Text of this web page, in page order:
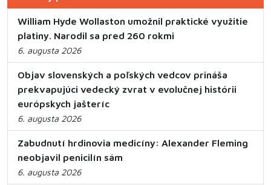
William Hyde Wollaston umožnil praktické využitie
platiny. Narodil sa pred 260 rokmi
6. augusta 2026
Objav slovenských a poľských vedcov prináša
prekvapujúci vedecký zvrat v evolučnej histórii
európskych jašteríc
6. augusta 2026
Zabudnutí hrdinovia medicíny: Alexander Fleming
neobjavil penicilín sám
6. augusta 2026